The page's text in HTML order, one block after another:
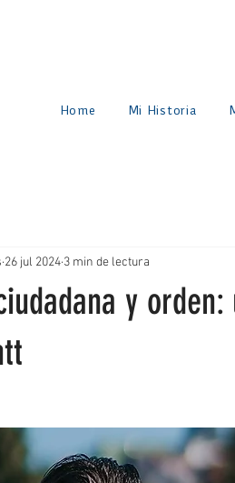
Home Mi Historia
y
26 jul 2024 3 min de lectura